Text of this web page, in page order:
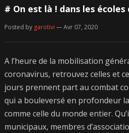
# On est là ! dans les écoles
Posted by garotivi — Avr 07, 2020
A l’heure de la mobilisation
coronavirus, retrouvez celles et
jours prennent part au combat
qui a bouleversé en profondeur
comme celle du monde entier.
municipaux, membres